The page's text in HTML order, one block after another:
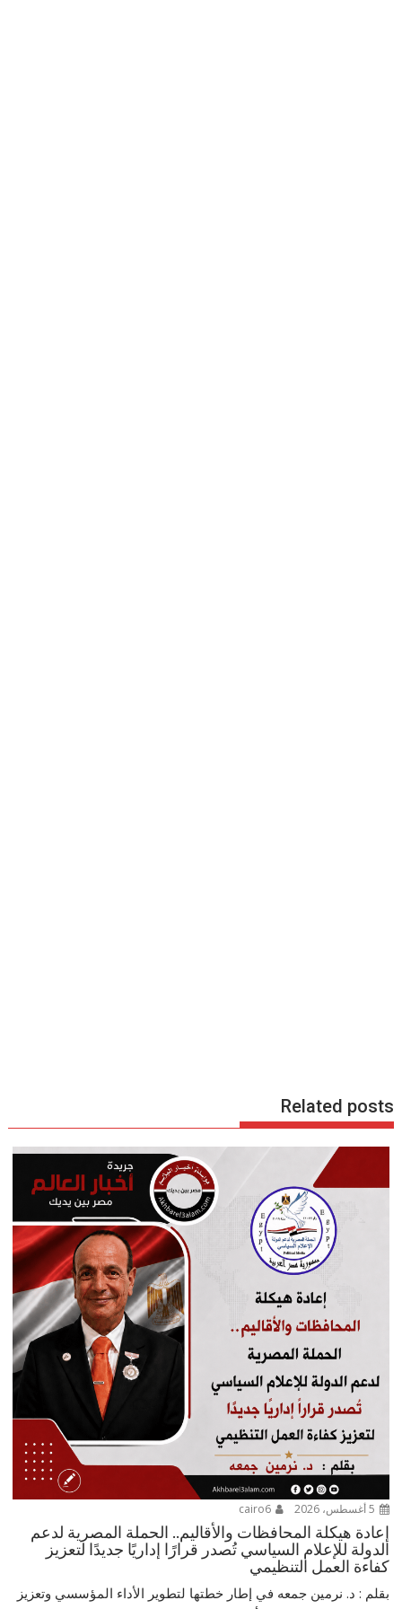
Related posts
cairo6
إعادة هيكلة المحافظات والأقاليم.. الحملة المصرية لدعم
الدولة للإعلام السياسي تُصدر قرارًا إداريًا جديدًا لتعزيز
كفاءة العمل التنظيمي
بقلم : د. نرمين جمعه في إطار خطتها لتطوير الأداء المؤسسي وتعزيز